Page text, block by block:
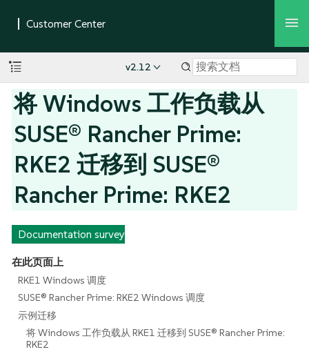
v2.12
将 Windows 工作负载从
SUSE® Rancher Prime:
RKE2 迁移到 SUSE®
Rancher Prime: RKE2
Documentation survey
在此页面上
RKE1 Windows 调度
SUSE® Rancher Prime: RKE2 Windows 调度
示例迁移
将 Windows 工作负载从 RKE1 迁移到 SUSE® Rancher Prime:
RKE2